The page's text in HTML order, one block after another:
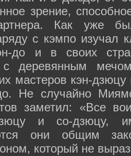
зрение,
Как уже
с кэмпо изучал
до и в своих
с деревянным
мастеров кэн-
Не случайно
заметил: «Все
и со-дзюцу,
они общим
который не